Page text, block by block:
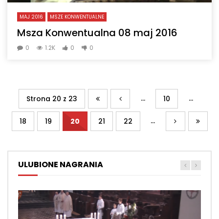
MAJ 2016 MSZE KONWENTUALNE
Msza Konwentualna 08 maj 2016
0 1.2K 0 0
Strona 20 z 23 ... 10 ...
18 19 20 21 22 ...
ULUBIONE NAGRANIA